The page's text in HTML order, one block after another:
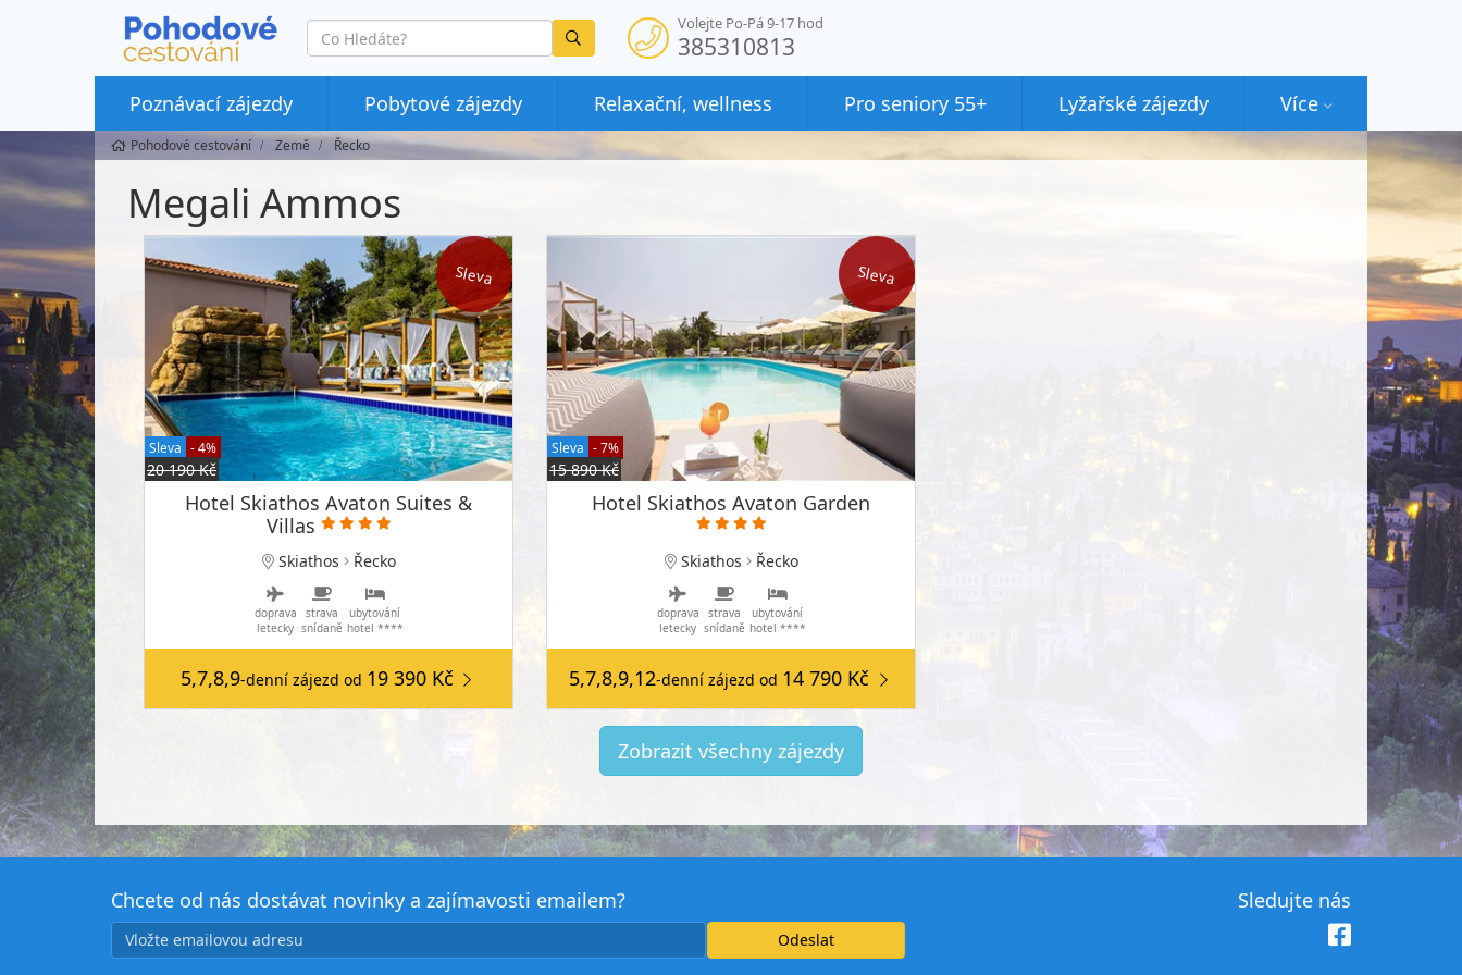
co
hledáte
Vyhledat
Volejte Po-Pá 9-17 hod
385310813
Poznávací zájezdy Pobytové zájezdy Relaxační, wellness Pro seniory 55+ Lyžařské zájezdy Více
Pohodové cestování Země Řecko
Megali Ammos
Sleva
Sleva - 4%
20 190 Kč
Hotel Skiathos Avaton Suites &
Villas
Skiathos Řecko
doprava
letecky
strava
snídaně
ubytování
hotel ****
5,7,8,9-denní zájezd od 19 390 Kč
Sleva
Sleva - 7%
15 890 Kč
Hotel Skiathos Avaton Garden
Skiathos Řecko
doprava
letecky
strava
snídaně
ubytování
hotel ****
5,7,8,9,12-denní zájezd od 14 790 Kč
Zobrazit všechny zájezdy
Chcete od nás dostávat novinky a zajímavosti emailem? Sledujte nás